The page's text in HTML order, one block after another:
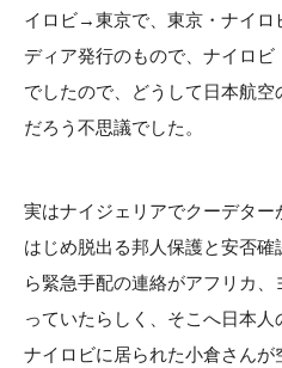
イロビ→東京で、東京・ナイロ
ディア発行のもので、ナイロ
でしたので、どうして日本航
だろう不思議でした。
実はナイジェリアでクーデタ
はじめ脱出る邦人保護と安否
ら緊急手配の連絡がアフリカ
っていたらしく、そこへ日本
ナイロビに居られた小倉さん